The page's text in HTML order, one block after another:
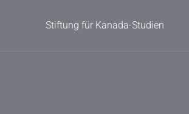
Stiftung für Kanada-Studien